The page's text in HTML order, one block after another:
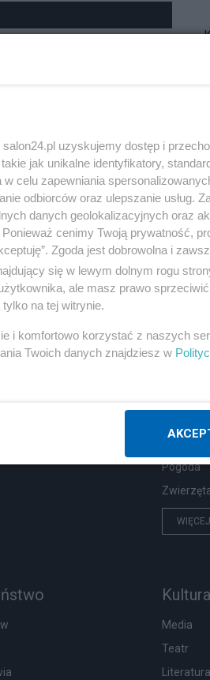
Pogoda
WIĘCEJ
Kultura
Media
Teatr
Literatura
uzyskujemy dostęp i
jak unikalne identyfikatory,
celu zapewniania
odbiorców oraz ulepszanie usług.
danych geolokalizacyjnych oraz
cenimy Twoją prywatność,
Zgoda jest dobrowolna i
się w lewym dolnym rogu
ale masz prawo
na tej witrynie.
i komfortowo korzystać z naszych
Twoich danych znajdziesz w